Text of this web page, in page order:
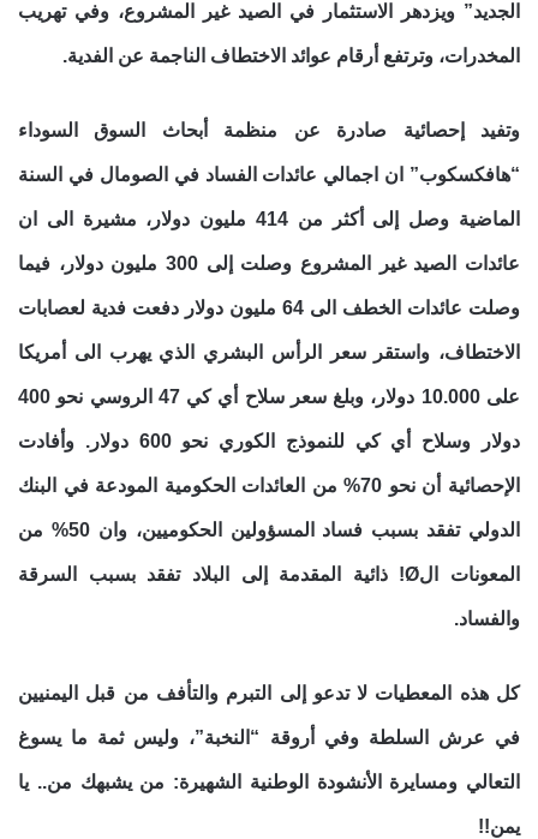
الجديد” ويزدهر الاستثمار في الصيد غير المشروع، وفي تهريب
المخدرات، وترتفع أرقام عوائد الاختطاف الناجمة عن الفدية.
وتفيد إحصائية صادرة عن منظمة أبحاث السوق السوداء
“هافكسكوب” ان اجمالي عائدات الفساد في الصومال في السنة
الماضية وصل إلى أكثر من 414 مليون دولار، مشيرة الى ان
عائدات الصيد غير المشروع وصلت إلى 300 مليون دولار، فيما
وصلت عائدات الخطف الى 64 مليون دولار دفعت فدية لعصابات
الاختطاف، واستقر سعر الرأس البشري الذي يهرب الى أمريكا
على 10.000 دولار، وبلغ سعر سلاح أي كي 47 الروسي نحو 400
دولار وسلاح أي كي للنموذج الكوري نحو 600 دولار. وأفادت
الإحصائية أن نحو 70% من العائدات الحكومية المودعة في البنك
الدولي تفقد بسبب فساد المسؤولين الحكوميين، وان 50% من
المعونات الØ! ذائية المقدمة إلى البلاد تفقد بسبب السرقة
والفساد.
كل هذه المعطيات لا تدعو إلى التبرم والتأفف من قبل اليمنيين
في عرش السلطة وفي أروقة “النخبة”، وليس ثمة ما يسوغ
التعالي ومسايرة الأنشودة الوطنية الشهيرة: من يشبهك من.. يا
يمن!!